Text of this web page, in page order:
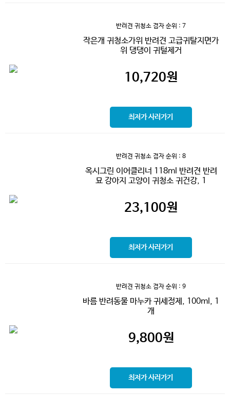
반려견 귀청소 겸자 순위 : 7
작은개 귀청소가위 반려견 고급귀탈지면가
위 댕댕이 귀털제거
10,720원
최저가 사러가기
반려견 귀청소 겸자 순위 : 8
옥시그린 이어클리너 118ml 반려견 반려
묘 강아지 고양이 귀청소 귀건강, 1
23,100원
최저가 사러가기
반려견 귀청소 겸자 순위 : 9
바름 반려동물 마누카 귀세정제, 100ml, 1
개
9,800원
최저가 사러가기